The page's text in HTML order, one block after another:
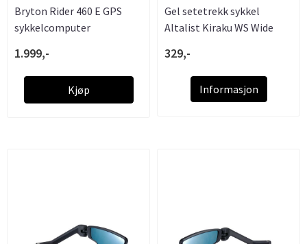
Bryton Rider 460 E GPS
sykkelcomputer
1.999,-
Kjøp
Gel setetrekk sykkel
Altalist Kiraku WS Wide
329,-
Informasjon